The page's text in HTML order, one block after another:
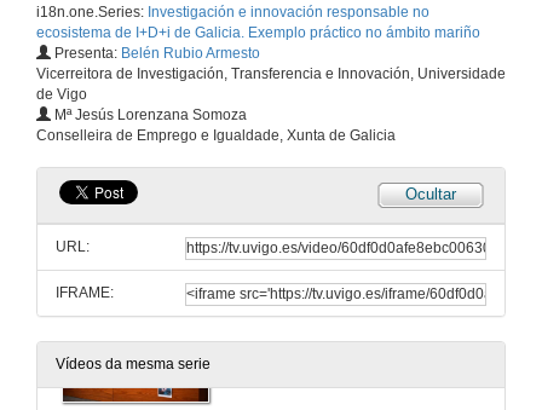
i18n.one.Series: Investigación e innovación responsable no
ecosistema de I+D+i de Galicia. Exemplo práctico no ámbito mariño
Presenta: Belén Rubio Armesto
Vicerreitora de Investigación, Transferencia e Innovación, Universidade
de Vigo
Mª Jesús Lorenzana Somoza
Conselleira de Emprego e Igualdade, Xunta de Galicia
Ocultar
URL:
IFRAME:
Vídeos da mesma serie